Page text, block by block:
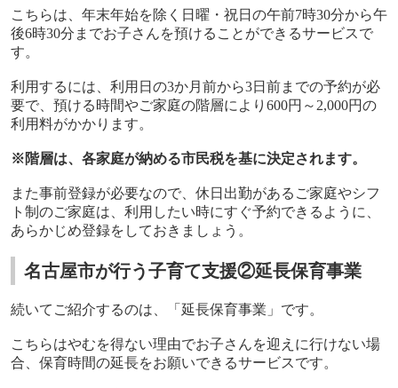
こちらは、年末年始を除く日曜・祝日の午前7時30分から午
後6時30分までお子さんを預けることができるサービスで
す。
利用するには、利用日の3か月前から3日前までの予約が必
要で、預ける時間やご家庭の階層により 600円～ 2,000円の
利用料がかかります。
※階層は、各家庭が納める市民税を基に決定されます。
また事前登録が必要なので、休日出勤があるご家庭やシフ
ト制のご家庭は、利用したい時にすぐ予約できるように、
あらかじめ登録をしておきましょう。
名古屋市が行う子育て支援②延長保育事業
続いてご紹介するのは、「延長保育事業」です。
こちらはやむを得ない理由でお子さんを迎えに行けない場
合、保育時間の延長をお願いできるサービスです。